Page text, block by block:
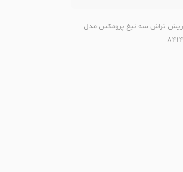
ریش تراش سه تیغ پرومکس مدل
8414